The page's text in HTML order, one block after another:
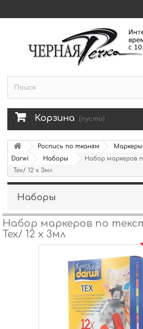
Корзина (пусто)
Роспись по тканям
Маркеры
Darwi
Наборы
Набор маркеров
Tex/ 12 х 3мл
Наборы
Набор маркеров по
Tex/ 12 х 3мл